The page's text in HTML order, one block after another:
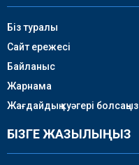
Біз туралы
Сайт ережесі
Байланыс
Жарнама
Жағдайдың куәгері болсаңыз
БІЗГЕ ЖАЗЫЛЫҢЫЗ